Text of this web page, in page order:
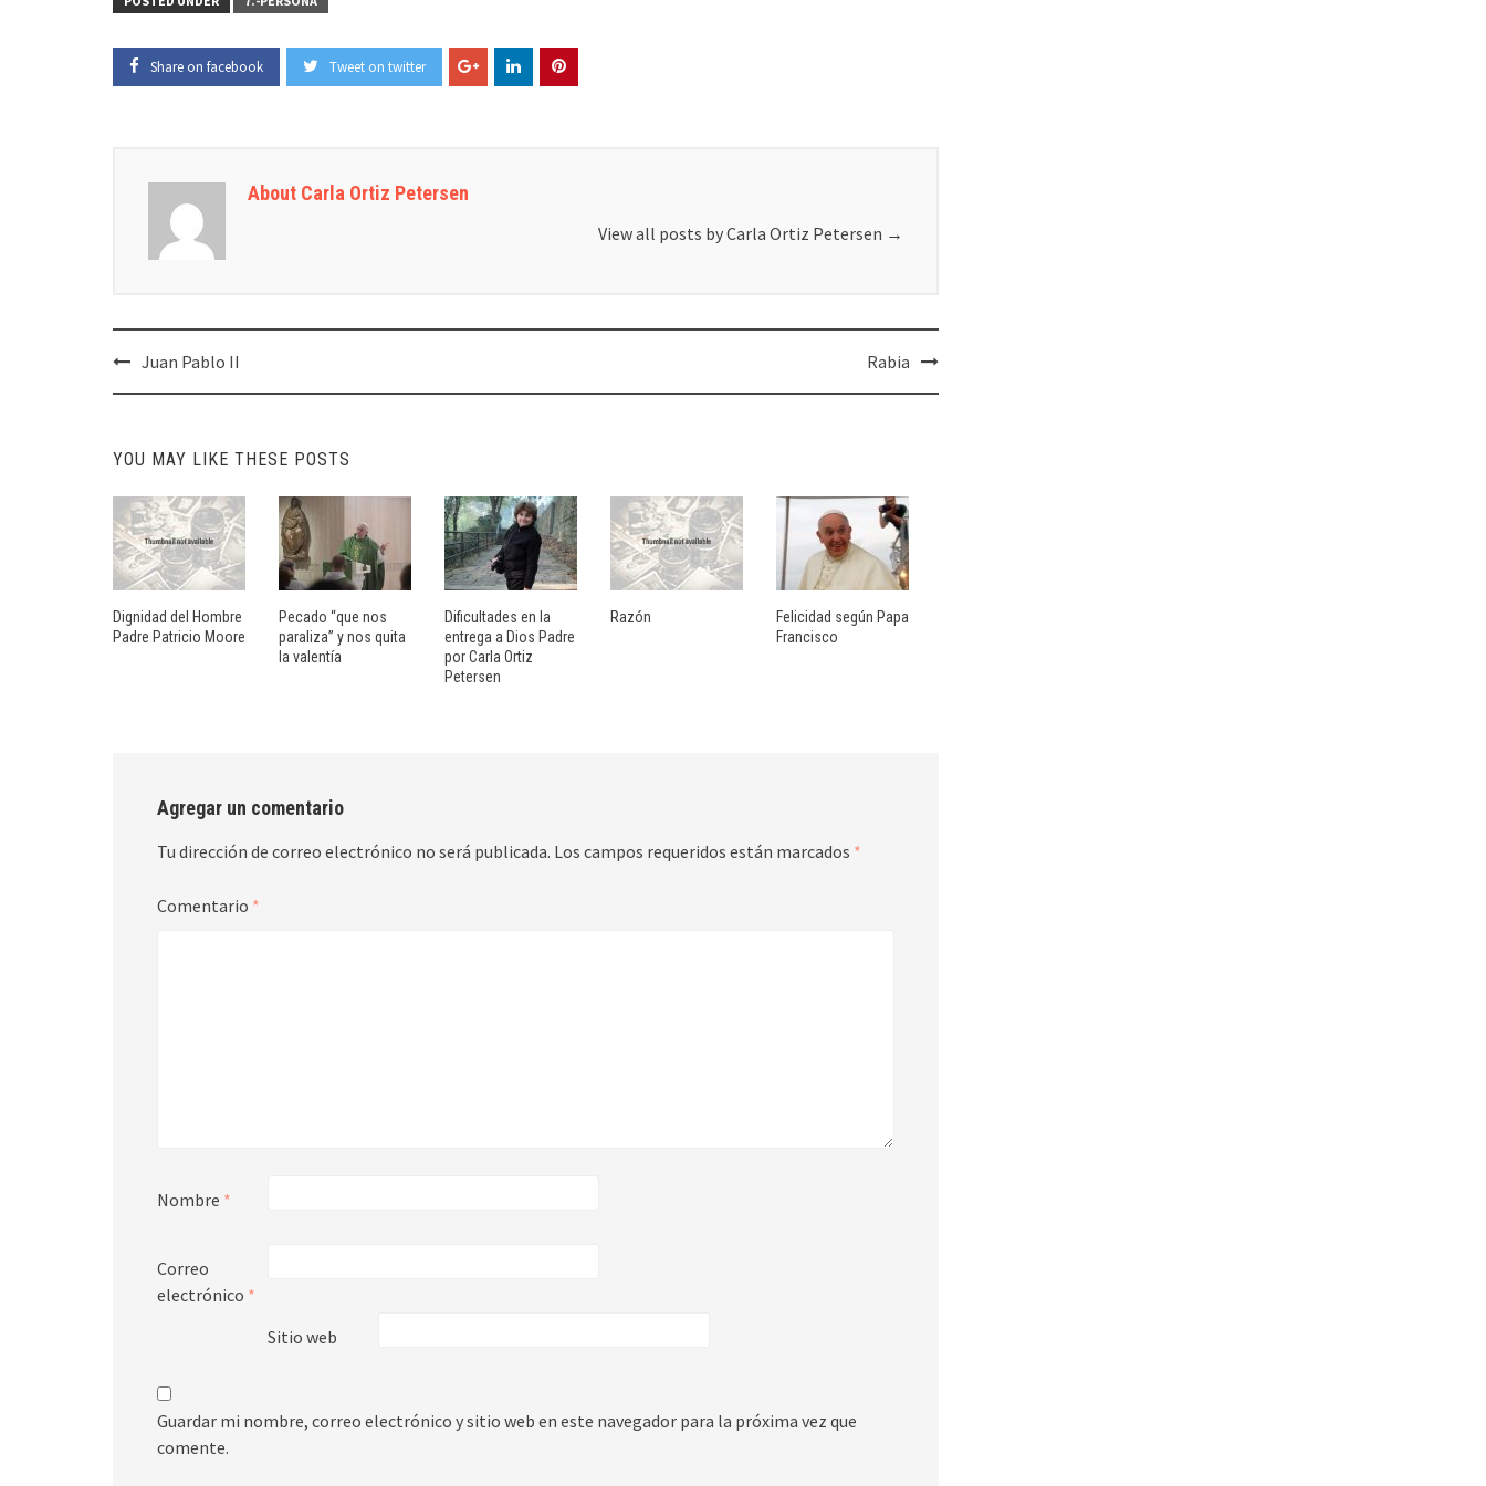
Share on facebook Tweet on twitter
About Carla Ortiz Petersen
View all posts by Carla Ortiz Petersen →
Post
navigation
Juan Pablo II Rabia
YOU MAY LIKE THESE POSTS
Dignidad del Hombre
Padre Patricio Moore
Pecado “que nos
paraliza” y nos quita
la valentía
Dificultades en la
entrega a Dios Padre
por Carla Ortiz
Petersen
Razón
Felicidad según Papa
Francisco
Agregar un comentario
Tu dirección de correo electrónico no será publicada. Los campos requeridos están marcados *
Comentario *
Nombre *
Correo
electrónico *
Sitio web
Guardar mi nombre, correo electrónico y sitio web en este navegador para la próxima vez que
comente.